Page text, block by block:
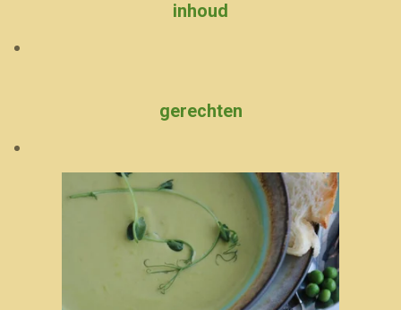
inhoud
gerechten